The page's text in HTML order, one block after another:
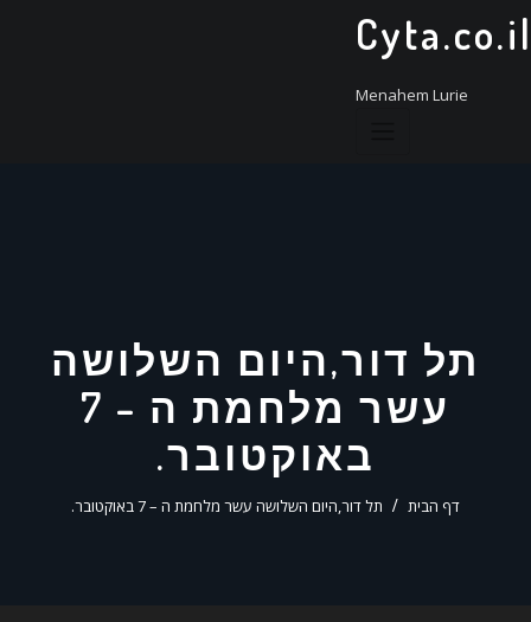
Menahem Lurie
תל דור,היום השלושה
עשר מלחמת ה – 7
באוקטובר.
דף הבית תל דור,היום השלושה עשר מלחמת ה – 7 באוקטובר.